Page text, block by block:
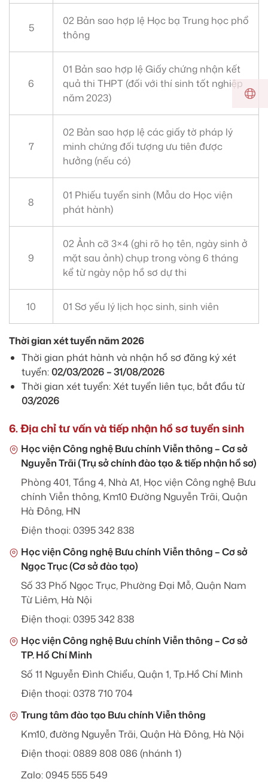
5
02 Bản sao hợp lệ Học bạ Trung học phổ
thông
6
01 Bản sao hợp lệ Giấy chứng nhận kết
quả thi THPT (đối với thí sinh tốt nghiệp
năm 2023)
7
02 Bản sao hợp lệ các giấy tờ pháp lý
minh chứng đối tượng ưu tiên được
hưởng (nếu có)
8
01 Phiếu tuyển sinh (Mẫu do Học viện
phát hành)
9
02 Ảnh cỡ 3×4 (ghi rõ họ tên, ngày sinh ở
mặt sau ảnh) chụp trong vòng 6 tháng
kể từ ngày nộp hồ sơ dự thi
10 01 Sơ yếu lý lịch học sinh, sinh viên
Thời gian xét tuyển năm 2026
Thời gian phát hành và nhận hồ sơ đăng ký xét
tuyển:02/03/2026 – 31/08/2026
Thời gian xét tuyển: Xét tuyển liên tục, bắt đầu từ
03/2026
6. Địa chỉ tư vấn và tiếp nhận hồ sơ tuyển sinh
Học viện Công nghệ Bưu chính Viễn thông – Cơ sở
Nguyễn Trãi (Trụ sở chính đào tạo & tiếp nhận hồ sơ)
Phòng 401, Tầng 4, Nhà A1, Học viện Công nghệ Bưu
chính Viễn thông, Km10 Đường Nguyễn Trãi, Quận
Hà Đông, HN
Điện thoại: 0395 342 838
Học viện Công nghệ Bưu chính Viễn thông – Cơ sở
Ngọc Trục (Cơ sở đào tạo)
Số 33 Phố Ngọc Trục, Phường Đại Mỗ, Quận Nam
Từ Liêm, Hà Nội
Điện thoại: 0395 342 838
Học viện Công nghệ Bưu chính Viễn thông – Cơ sở
TP. Hồ Chí Minh
Số 11 Nguyễn Đình Chiểu, Quận 1, Tp.Hồ Chí Minh
Điện thoại: 0378 710 704
Trung tâm đào tạo Bưu chính Viễn thông
Km10, đường Nguyễn Trãi, Quận Hà Đông, Hà Nội
Điện thoại: 0889 808 086 (nhánh 1)
Zalo: 0945 555 549